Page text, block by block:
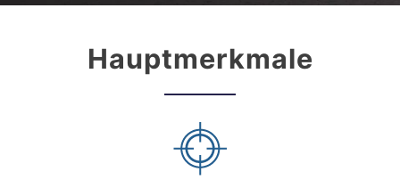
Hauptmerkmale